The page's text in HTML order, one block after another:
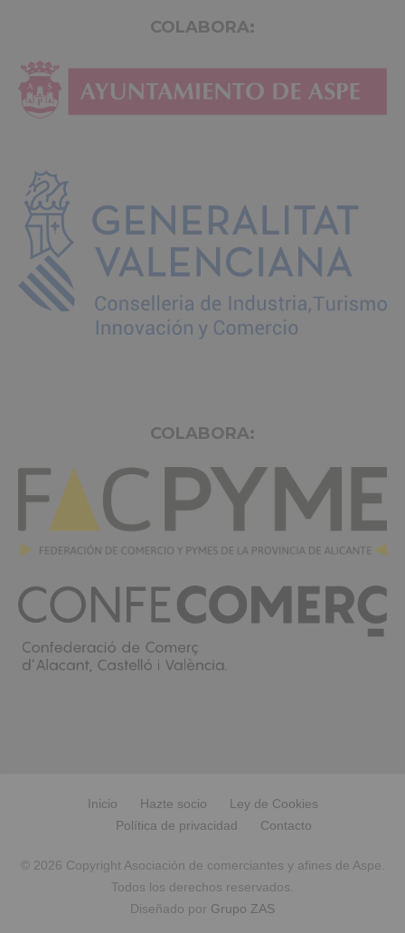
COLABORA:
COLABORA:
Inicio Hazte socio
Ley de Cookies
Política de privacidad
Contacto
© 2026 Copyright Asociación de comerciantes y afines de Aspe.
Todos los derechos reservados.
Diseñado por Grupo ZAS